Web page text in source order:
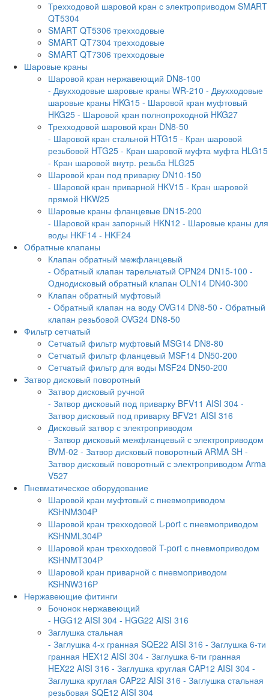
Трехходовой шаровой кран с электроприводом SMART
QT5304
SMART QT5306 трехходовые
SMART QT7304 трехходовые
SMART QT7306 трехходовые
Шаровые краны
Шаровой кран нержавеющий DN8-100
- Двухходовые шаровые краны WR-210 - Двухходовые
шаровые краны HKG15 - Шаровой кран муфтовый
HKG25 - Шаровой кран полнопроходной HKG27
Трехходовой шаровой кран DN8-50
- Шаровой кран стальной HTG15 - Кран шаровой
резьбовой HTG25 - Кран шаровой муфта муфта HLG15
- Кран шаровой внутр. резьба HLG25
Шаровой кран под приварку DN10-150
- Шаровой кран приварной HKV15 - Кран шаровой
прямой HKW25
Шаровые краны фланцевые DN15-200
- Шаровой кран запорный HKN12 - Шаровые краны для
воды HKF14 - HKF24
Обратные клапаны
Клапан обратный межфланцевый
- Обратный клапан тарельчатый OPN24 DN15-100 -
Однодисковый обратный клапан OLN14 DN40-300
Клапан обратный муфтовый
- Обратный клапан на воду OVG14 DN8-50 - Обратный
клапан резьбовой OVG24 DN8-50
Фильтр сетчатый
Сетчатый фильтр муфтовый MSG14 DN8-80
Сетчатый фильтр фланцевый MSF14 DN50-200
Сетчатый фильтр для воды MSF24 DN50-200
Затвор дисковый поворотный
Затвор дисковый ручной
- Затвор дисковый под приварку BFV11 AISI 304 -
Затвор дисковый под приварку BFV21 AISI 316
Дисковый затвор с электроприводом
- Затвор дисковый межфланцевый с электроприводом
BVM-02 - Затвор дисковый поворотный ARMA SH -
Затвор дисковый поворотный с электроприводом Arma
V527
Пневматическое оборудование
Шаровой кран муфтовый с пневмоприводом
KSHNM304P
Шаровой кран трехходовой L-port с пневмоприводом
KSHNML304P
Шаровой кран трехходовой T-port с пневмоприводом
KSHNMT304P
Шаровой кран приварной с пневмоприводом
KSHNW316P
Нержавеющие фитинги
Бочонок нержавеющий
- HGG12 AISI 304 - HGG22 AISI 316
Заглушка стальная
- Заглушка 4-х гранная SQE22 AISI 316 - Заглушка 6-ти
гранная HEX12 AISI 304 - Заглушка 6-ти гранная
HEX22 AISI 316 - Заглушка круглая CAP12 AISI 304 -
Заглушка круглая CAP22 AISI 316 - Заглушка стальная
резьбовая SQE12 AISI 304